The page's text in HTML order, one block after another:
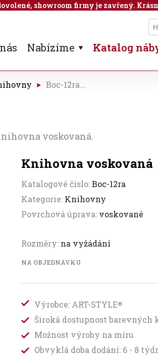
Nabízíme Katalog
voskovaná.
Boc-12ra...
Knihovna voskovaná
Katalogové číslo:Boc-12ra
Kategorie: Knihovny
Povrchová úprava: voskované
Rozměry: na vyžádání
NA OBJEDNÁVKU
Výrobce: ART-STYLE®
Široká dostupnost barevných
Možnost výroby na míru
Obvyklá doba dodání: 6 - 8
showroom firmy je zavřený.